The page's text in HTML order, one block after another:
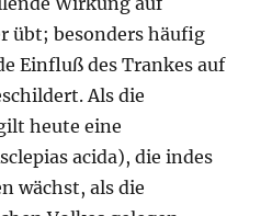
übt; besonders häufig
Einfluß des Trankes auf
Als die
heute eine
acida), die indes
wächst, als die